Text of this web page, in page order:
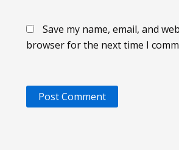
Save my name, email, and
browser for the next time I